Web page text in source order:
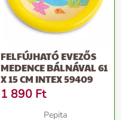
FELFÚJHATÓ EVEZŐS
MEDENCE BÁLNÁVAL 61
X 15 CM INTEX 59409
1 890 Ft
Pepita